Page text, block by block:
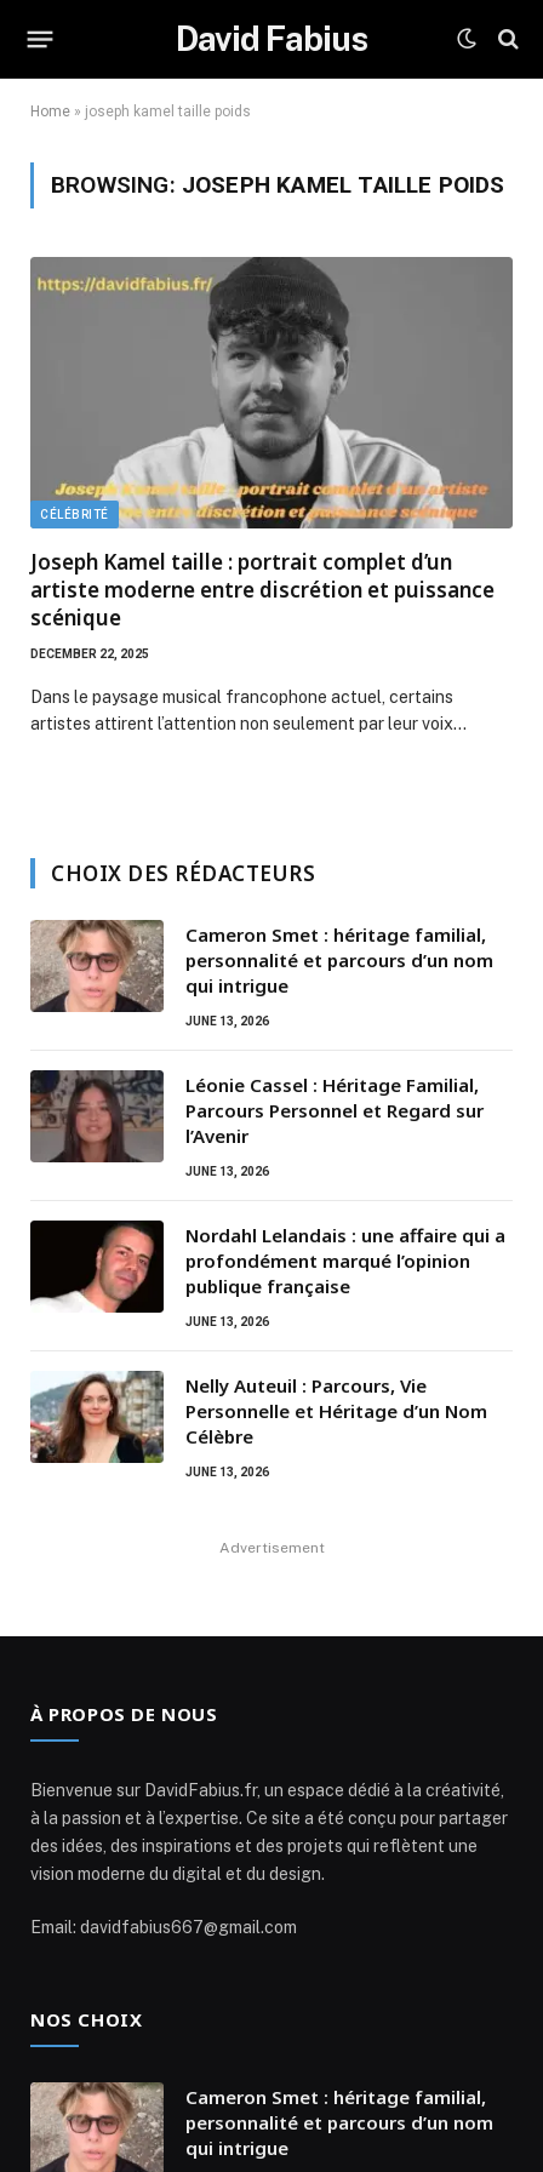
David Fabius
Home » joseph kamel taille poids
BROWSING: JOSEPH KAMEL TAILLE POIDS
CÉLÉBRITÉ
Joseph Kamel taille : portrait complet d’un
artiste moderne entre discrétion et puissance
scénique
DECEMBER 22, 2025
Dans le paysage musical francophone actuel, certains
artistes attirent l’attention non seulement par leur voix…
CHOIX DES RÉDACTEURS
Cameron Smet : héritage familial,
personnalité et parcours d’un nom
qui intrigue
JUNE 13, 2026
Léonie Cassel : Héritage Familial,
Parcours Personnel et Regard sur
l’Avenir
JUNE 13, 2026
Nordahl Lelandais : une affaire qui a
profondément marqué l’opinion
publique française
JUNE 13, 2026
Nelly Auteuil : Parcours, Vie
Personnelle et Héritage d’un Nom
Célèbre
JUNE 13, 2026
Advertisement
À PROPOS DE NOUS
Bienvenue sur DavidFabius.fr, un espace dédié à la créativité,
à la passion et à l’expertise. Ce site a été conçu pour partager
des idées, des inspirations et des projets qui reflètent une
vision moderne du digital et du design.
Email: davidfabius667@gmail.com
NOS CHOIX
Cameron Smet : héritage familial,
personnalité et parcours d’un nom
qui intrigue